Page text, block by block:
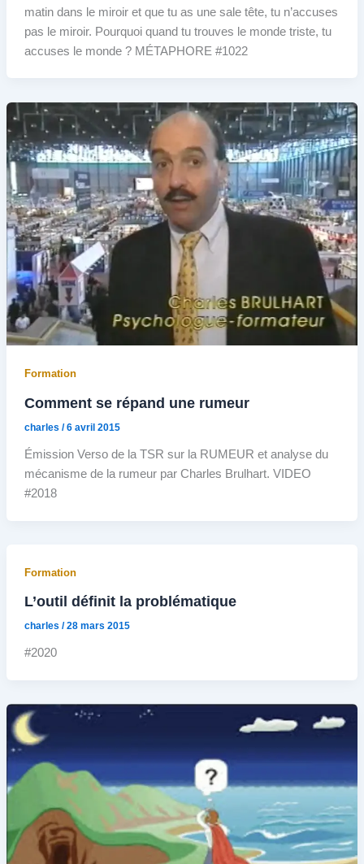
matin dans le miroir et que tu as une sale tête, tu n’accuses
pas le miroir. Pourquoi quand tu trouves le monde triste, tu
accuses le monde ? MÉTAPHORE #1022
Formation
Comment se répand une rumeur
charles /6 avril 2015
Émission Verso de la TSR sur la RUMEUR et analyse du
mécanisme de la rumeur par Charles Brulhart. VIDEO
#2018
Formation
L’outil définit la problématique
charles /28 mars 2015
#2020